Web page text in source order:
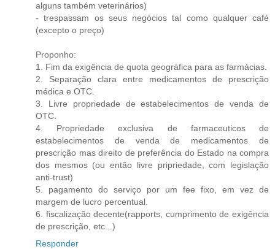
alguns também veterinários)
- trespassam os seus negócios tal como qualquer café
(excepto o preço)
Proponho:
1. Fim da exigência de quota geográfica para as farmácias.
2. Separação clara entre medicamentos de prescrição
médica e OTC.
3. Livre propriedade de estabelecimentos de venda de
OTC.
4. Propriedade exclusiva de farmaceuticos de
estabelecimentos de venda de medicamentos de
prescrição mas direito de preferência do Estado na compra
dos mesmos (ou então livre pripriedade, com legislação
anti-trust)
5. pagamento do serviço por um fee fixo, em vez de
margem de lucro percentual.
6. fiscalização decente(rapports, cumprimento de exigência
de prescrição, etc...)
Responder